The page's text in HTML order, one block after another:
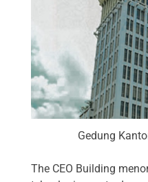
Gedung
The CEO Building